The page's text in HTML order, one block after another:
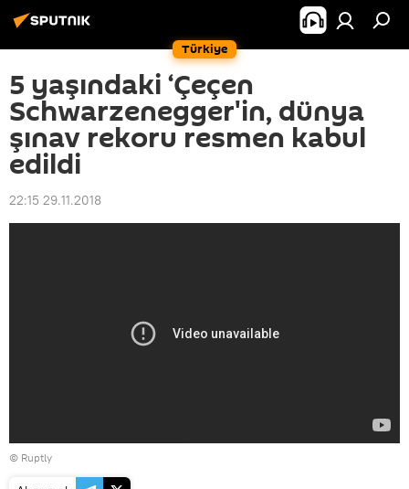
Türkiye
5 yaşındaki ‘Çeçen
Schwarzenegger'in, dünya
şınav rekoru resmen kabul
edildi
22:15 29.11.2018
© Ruptly